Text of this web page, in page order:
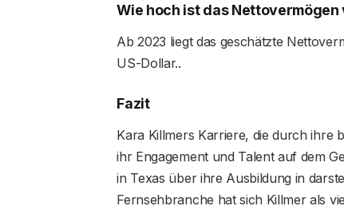
Wie hoch ist das Nettovermögen
Ab 2023 liegt das geschätzte
US-Dollar.​​​​​​​​​.
Fazit
Kara Killmers Karriere, die durch ihre
ihr Engagement und Talent auf dem
in Texas über ihre Ausbildung in
Fernsehbranche hat sich Killmer als